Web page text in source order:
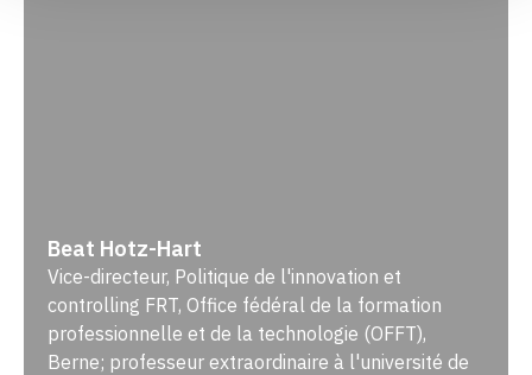
Beat Hotz-Hart
Vice-directeur, Politique de l'innovation et
controlling FRT, Office fédéral de la formation
professionnelle et de la technologie (OFFT),
Berne; professeur extraordinaire à l'université de